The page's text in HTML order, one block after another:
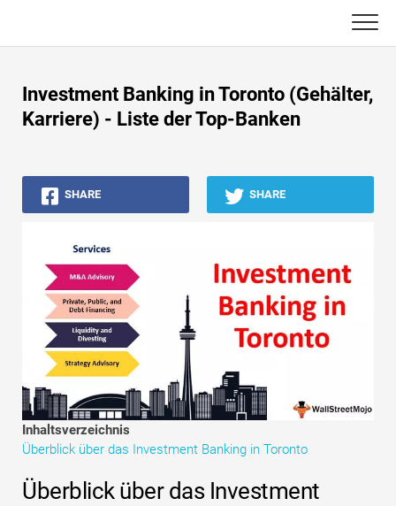
content
Buchhaltungs-Tutorials
Excel, VBA & Power BI
Investment Banking Tutorials
Top Bücher
Finanzkarriere-Leitfäden
Ressourcen für die Finanzzertifizierung
Tutorials zur Finanzmodellierung
Vollständige Form
Risikomanagement-Tutorials
Investment Banking in Toronto (Gehälter,
Karriere) - Liste der Top-Banken
SHARE SHARE
Inhaltsverzeichnis
Überblick über das Investment Banking in Toronto
Überblick über das Investment